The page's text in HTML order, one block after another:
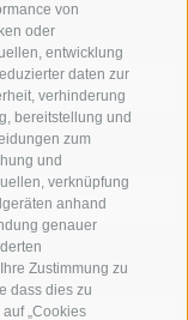
von
oder
entwicklung
daten zur
verhinderung
bereitstellung und
zum
und
verknüpfung
anhand
genauer
Zustimmung zu
dass dies zu
„Cookies